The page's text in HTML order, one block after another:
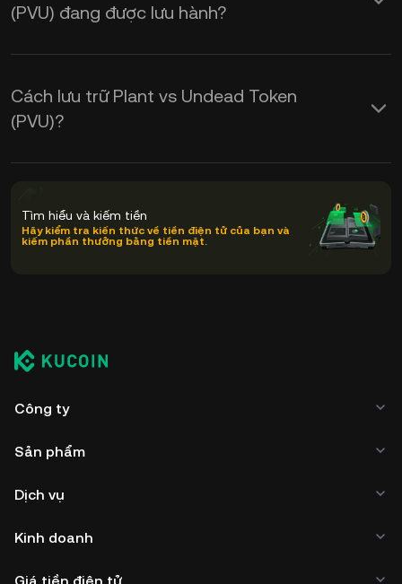
(PVU) đang được lưu hành?
Cách lưu trữ Plant vs Undead Token
(PVU)?
Tìm hiểu và kiếm tiền
Hãy kiểm tra kiến thức về tiền điện tử của bạn và
kiếm phần thưởng bằng tiền mặt.
Công ty
Sản phẩm
Dịch vụ
Kinh doanh